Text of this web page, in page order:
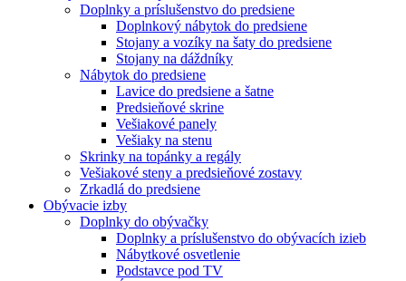
Doplnky a príslušenstvo do predsiene
Doplnkový nábytok do predsiene
Stojany a vozíky na šaty do predsiene
Stojany na dáždníky
Nábytok do predsiene
Lavice do predsiene a šatne
Predsieňové skrine
Vešiakové panely
Vešiaky na stenu
Skrinky na topánky a regály
Vešiakové steny a predsieňové zostavy
Zrkadlá do predsiene
Obývacie izby
Doplnky do obývačky
Doplnky a príslušenstvo do obývacích izieb
Nábytkové osvetlenie
Podstavce pod TV